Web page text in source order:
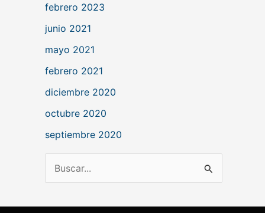
febrero 2023
junio 2021
mayo 2021
febrero 2021
diciembre 2020
octubre 2020
septiembre 2020
s